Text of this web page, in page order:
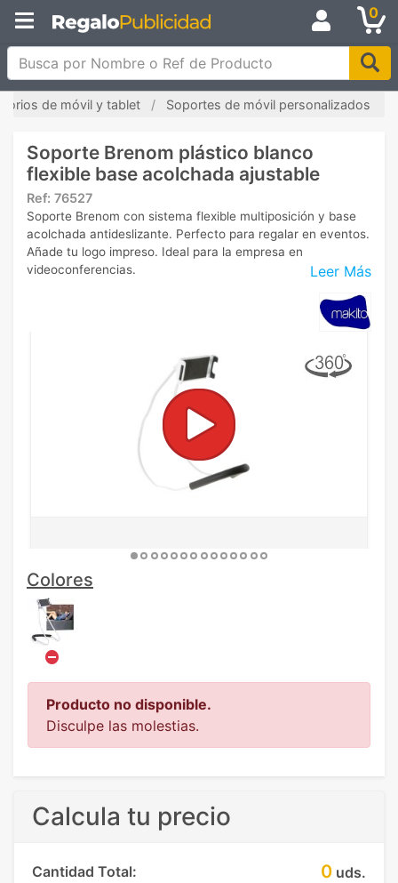
0
Busca por Nombre o Ref de Producto
de móvil y tablet Soportes de móvil personalizados
Soporte Brenom plástico blanco
flexible base acolchada ajustable
Ref: 76527
Leer Más
Soporte Brenom con sistema flexible multiposición y base
acolchada antideslizante. Perfecto para regalar en eventos.
Añade tu logo impreso. Ideal para la empresa en
videoconferencias.
Colores
Producto no disponible.
Disculpe las molestias.
Calcula tu precio
Cantidad Total: 0 uds.